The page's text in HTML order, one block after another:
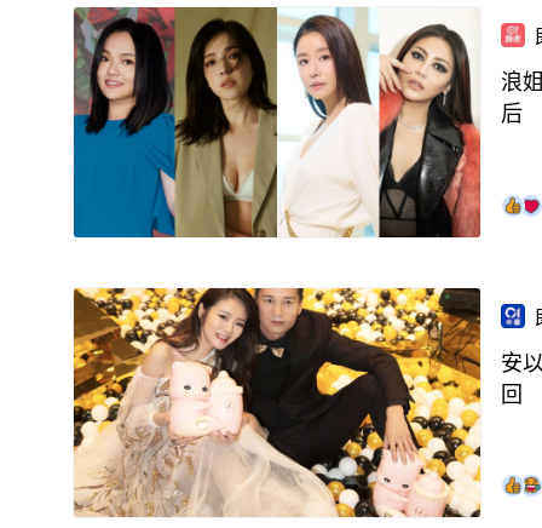
浪
后
安
回